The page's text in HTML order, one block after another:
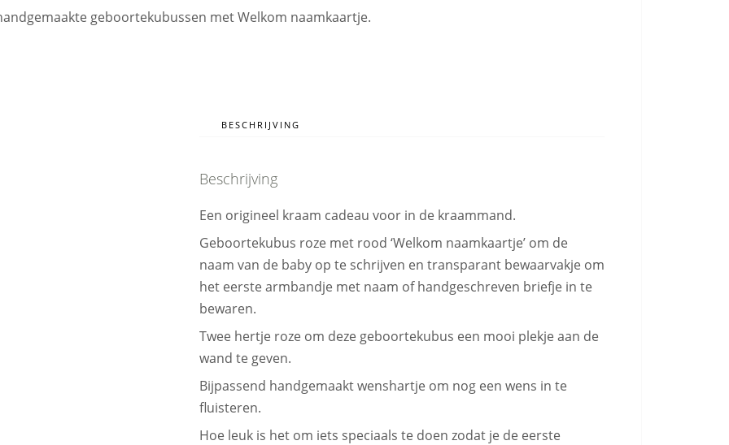
geboortekubussen met Welkom naamkaartje.
BESCHRIJVING
Beschrijving
Een origineel kraam cadeau voor in de kraammand.
Geboortekubus roze met rood ‘Welkom naamkaartje’ om de
naam van de baby op te schrijven en transparant bewaarvakje om
het eerste armbandje met naam of handgeschreven briefje in te
bewaren.
Twee hertje roze om deze geboortekubus een mooi plekje aan de
wand te geven.
Bijpassend handgemaakt wenshartje om nog een wens in te
fluisteren.
Hoe leuk is het om iets speciaals te doen zodat je de eerste